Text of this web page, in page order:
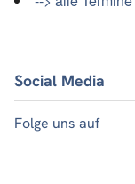
Social Media
Folge uns auf